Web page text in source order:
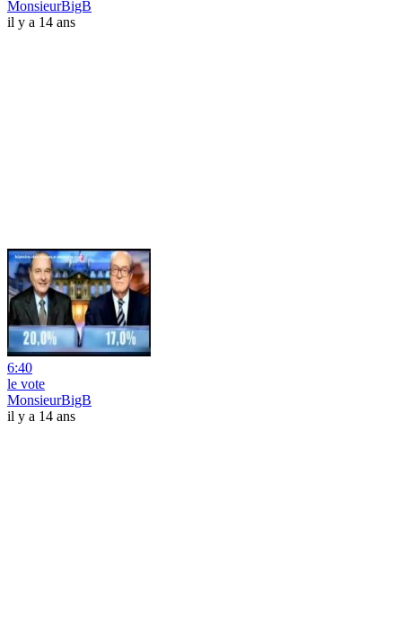
MonsieurBigB
il y a 14 ans
6:40
le vote
MonsieurBigB
il y a 14 ans